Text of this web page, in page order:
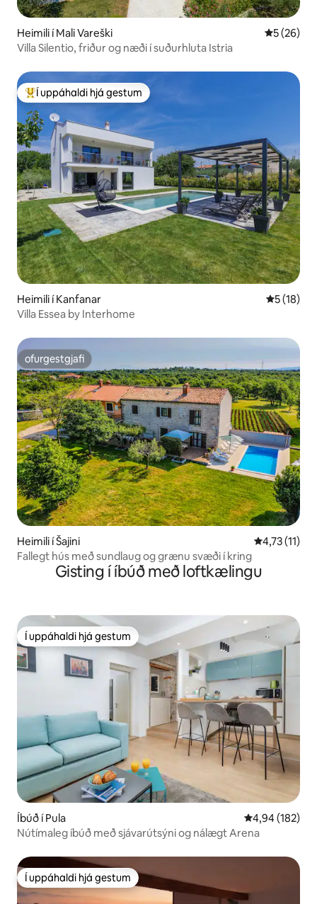
Heimili í Mali Vareški 5 af 5 í
5 (26)
Villa Silentio, friður og næði í suðurhluta Istria
Í mestu uppáhaldi hjá gestum
Í uppáhaldi hjá gestum
Heimili í Kanfanar 5 af 5 í
5 (18)
Villa Essea by Interhome
ofurgestgjafi
ofurgestgjafi
Heimili í Šajini 4,73 af 5 í
4,73 (11)
Fallegt hús með sundlaug og grænu svæði í kring
Gisting í íbúð með loftkælingu
Í uppáhaldi hjá gestum
Í uppáhaldi hjá gestum
Íbúð í Pula 4,94 af 5 í
4,94 (182)
Nútímaleg íbúð með sjávarútsýni og nálægt Arena
Í uppáhaldi hjá gestum
Í uppáhaldi hjá gestum